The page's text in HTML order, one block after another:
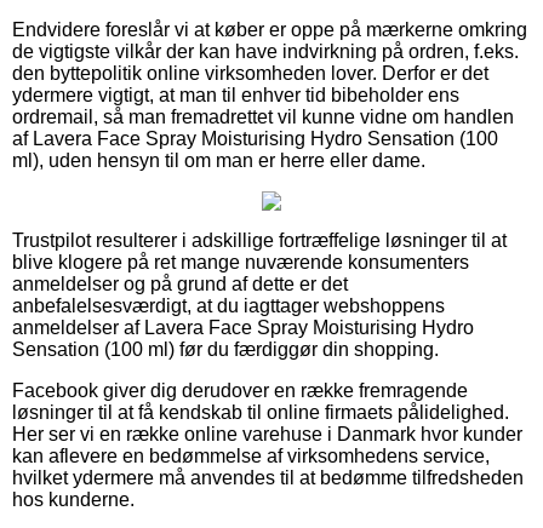
Endvidere foreslår vi at køber er oppe på mærkerne omkring
de vigtigste vilkår der kan have indvirkning på ordren, f.eks.
den byttepolitik online virksomheden lover. Derfor er det
ydermere vigtigt, at man til enhver tid bibeholder ens
ordremail, så man fremadrettet vil kunne vidne om handlen
af Lavera Face Spray Moisturising Hydro Sensation (100
ml), uden hensyn til om man er herre eller dame.
Trustpilot resulterer i adskillige fortræffelige løsninger til at
blive klogere på ret mange nuværende konsumenters
anmeldelser og på grund af dette er det
anbefalelsesværdigt, at du iagttager webshoppens
anmeldelser af Lavera Face Spray Moisturising Hydro
Sensation (100 ml) før du færdiggør din shopping.
Facebook giver dig derudover en række fremragende
løsninger til at få kendskab til online firmaets pålidelighed.
Her ser vi en række online varehuse i Danmark hvor kunder
kan aflevere en bedømmelse af virksomhedens service,
hvilket ydermere må anvendes til at bedømme tilfredsheden
hos kunderne.